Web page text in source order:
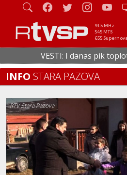
91.5 MHz
545 MTS
655 Supernova
VESTI: I danas pik
INFO STARA PAZOVA
RTV Stara Pazova